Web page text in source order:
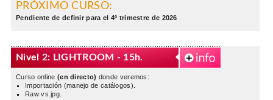
PRÓXIMO CURSO:
Pendiente de definir para el 4º trimestre de 2026
Nivel 2: LIGHTROOM - 15h.
Curso online (en directo) donde veremos:
Importación (manejo de catálogos).
Raw vs jpg.